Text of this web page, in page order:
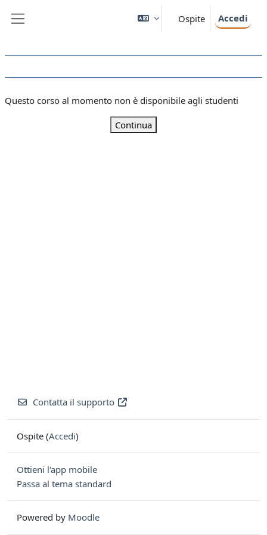
Ospite Accedi
Questo corso al momento non è disponibile agli studenti
Continua
Contatta il supporto
Ospite (Accedi)
Ottieni l'app mobile
Passa al tema standard
Powered by Moodle